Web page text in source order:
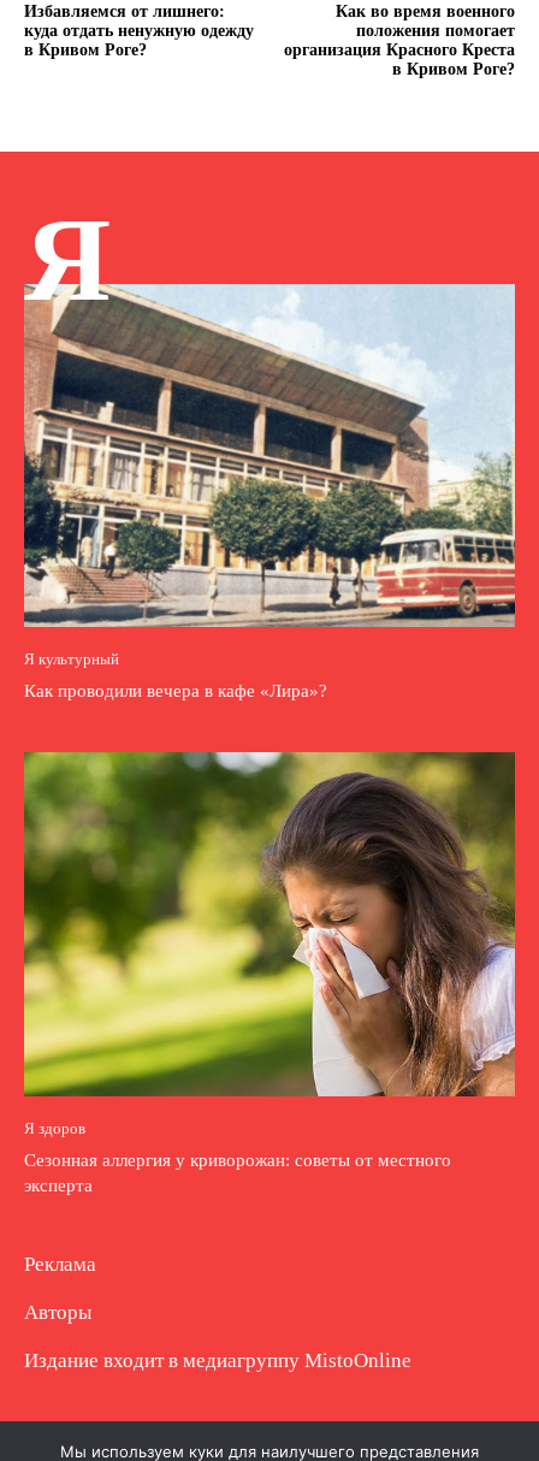
Избавляемся от лишнего:
куда отдать ненужную одежду
в Кривом Роге?
Как во время военного
положения помогает
организация Красного Креста
в Кривом Роге?
Я
Я культурный
Как проводили вечера в кафе «Лира»?
Я здоров
Сезонная аллергия у криворожан: советы от местного
эксперта
Реклама
Авторы
Издание входит в медиагруппу MistoOnline
Copyright © Полное использование материала
Мы используем куки для наилучшего представления